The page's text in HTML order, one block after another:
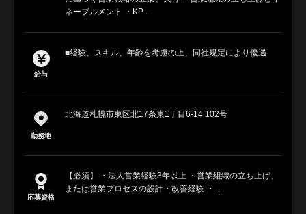
ネーブルメント ・KP...
給与
■経験、スキル、年齢を考慮の上、同社規定により優遇
勤務地
北海道札幌市東区北17条東1丁目6-14 102号
応募資格
【必須】 ・法人営業経験3年以上 ・営業組織の立ち上げ、
または営業プロセスの設計・改善経験 ・...